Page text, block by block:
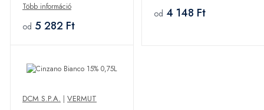
Több információ
od 5 282 Ft
od 4 148 Ft
DCM S.P.A. | VERMUT